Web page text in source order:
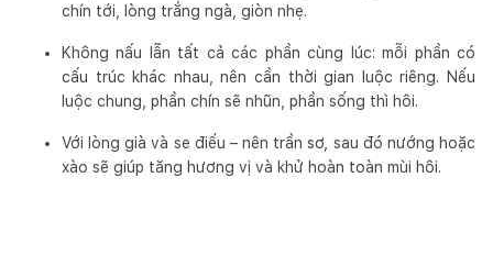
chín tới, lòng trắng ngà, giòn nhẹ.
Không nấu lẫn tất cả các phần cùng lúc: mỗi phần có
cấu trúc khác nhau, nên cần thời gian luộc riêng. Nếu
luộc chung, phần chín sẽ nhũn, phần sống thì hôi.
Với lòng già và se điếu – nên trần sơ, sau đó nướng hoặc
xào sẽ giúp tăng hương vị và khử hoàn toàn mùi hôi.